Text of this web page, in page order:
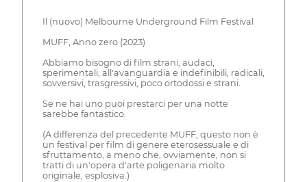
Il (nuovo) Melbourne Underground Film Festival
MUFF, Anno zero (2023)
Abbiamo bisogno di film strani, audaci,
sperimentali, all'avanguardia e indefinibili, radicali,
sovversivi, trasgressivi, poco ortodossi e strani.
Se ne hai uno puoi prestarci per una notte
sarebbe fantastico.
(A differenza del precedente MUFF, questo non è
un festival per film di genere eterosessuale e di
sfruttamento, a meno che, ovviamente, non si
tratti di un'opera d'arte poligenaria molto
originale, esplosiva.)